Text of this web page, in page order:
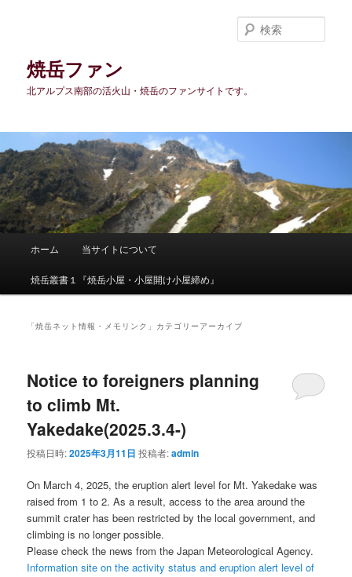
移
動
動
焼岳ファン
北アルプス南部の活火山・焼岳のファンサイトです。
索
メ
ホーム 当サイトについて
焼岳叢書１『焼岳小屋・小屋開け小屋締め』
「焼岳ネット情報・メモリンク 」カテゴリーアーカイブ
Notice to foreigners planning
to climb Mt.
Yakedake(2025.3.4-)
投稿日時:2025年3月11日 投稿者:admin
On March 4, 2025, the eruption alert level for Mt. Yakedake was
raised from 1 to 2. As a result, access to the area around the
summit crater has been restricted by the local government, and
climbing is no longer possible.
Please check the news from the Japan Meteorological Agency.
Information site on the activity status and eruption alert level of